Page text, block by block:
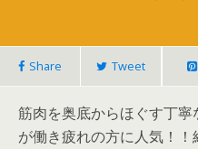
Share Tweet
筋肉を奥底からほぐす丁
が働き疲れの方に人気！